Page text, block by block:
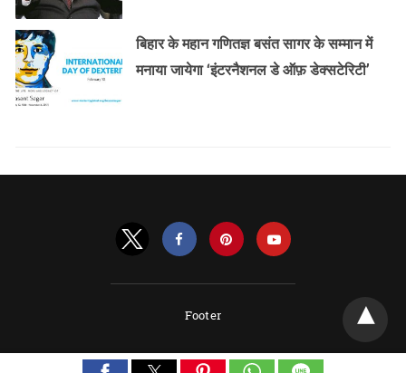
बिहार के महान गणितज्ञ बसंत सागर के सम्मान में
मनाया जायेगा ‘इंटरनैशनल डे ऑफ़ डेक्सटेरिटी’
Footer